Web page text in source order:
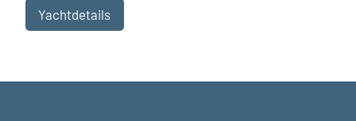
Yachtdetails